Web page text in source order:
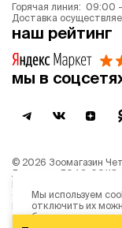
Горячая линия: 09:00
Доставка
наш рейтинг
мы в
© 2026 Зоомагазин
Лицензия: Л042-
Политика обработки
Согласие на
Пользовательское
Согласие на
Мы используем
отключить их
браузера.